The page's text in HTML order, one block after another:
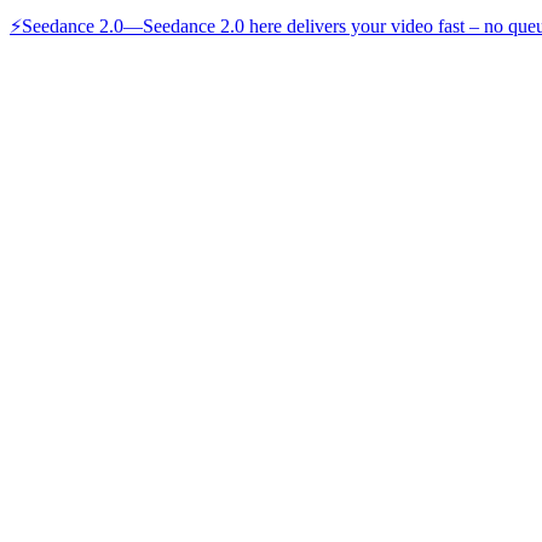
⚡Seedance 2.0—Seedance 2.0 here delivers your video fast – no